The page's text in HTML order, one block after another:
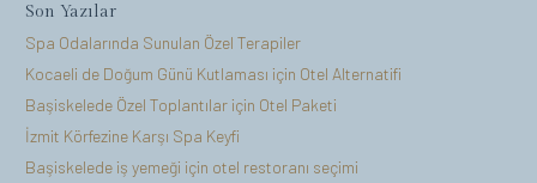
Son Yazılar
Spa Odalarında Sunulan Özel Terapiler
Kocaeli de Doğum Günü Kutlaması için Otel Alternatifi
Başiskelede Özel Toplantılar için Otel Paketi
İzmit Körfezine Karşı Spa Keyfi
Başiskelede iş yemeği için otel restoranı seçimi